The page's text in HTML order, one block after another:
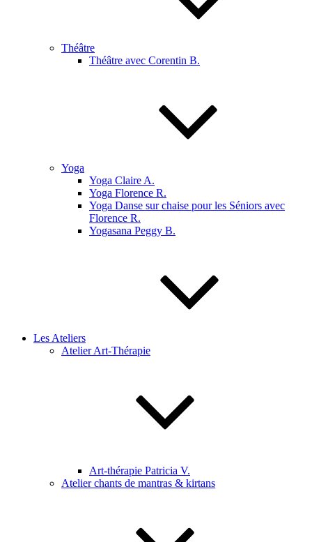
Théâtre
Théâtre avec Corentin B.
Yoga
Yoga Claire A.
Yoga Florence R.
Yoga Danse sur chaise pour les Séniors avec
Florence R.
Yogasana Peggy B.
Les Ateliers
Atelier Art-Thérapie
Art-thérapie Patricia V.
Atelier chants de mantras & kirtans